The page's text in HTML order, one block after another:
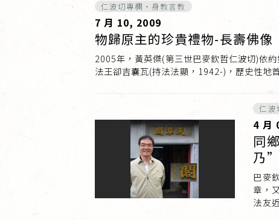
仁波切專欄・身教言教
7 月 10, 2009
物歸原主的珍貴禮物-長壽佛像
2005年，黃英傑(第三世巴麥欽哲仁波切)依
法王卻吉囊瓦(持法法顯，1942-)，歷史性地
仁波
4 月
同
乃
巴麥
章，
法友